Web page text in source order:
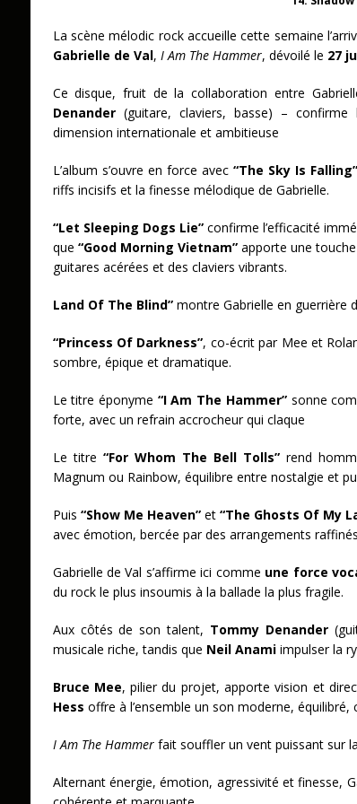
La scène mélodic rock accueille cette semaine
Gabrielle de Val, I Am The Hammer, dévoilé le 27
Ce disque, fruit de la collaboration entre
Denander(guitare, claviers, basse) –
dimension internationale et ambitieuse
L’album s’ouvre en force avec“The Sky Is Falling”
riffs incisifs et la finesse mélodique de Gabrielle.
“Let Sleeping Dogs Lie”confirme l’efficacité
que “Good Morning Vietnam”apporte une
guitares acérées et des claviers vibrants.
Land Of The Blind”montre Gabrielle en guerrière
“Princess Of Darkness”, co-écrit par Mee et
sombre, épique et dramatique.
Le titre éponyme “I Am The Hammer”sonne
forte, avec un refrain accrocheur qui claque
Le titre “For Whom The Bell Tolls” rend
Magnum ou Rainbow, équilibre entre nostalgie et
Puis “Show Me Heaven”et “The Ghosts Of My
avec émotion, bercée par des arrangements
Gabrielle de Val s’affirme ici comme une force
du rock le plus insoumis à la ballade la plus fragile.
Aux côtés de son talent, Tommy Denander
musicale riche, tandis que Neil Anamiimpulser la
Bruce Mee, pilier du projet, apporte vision et
Hess offre à l’ensemble un son moderne, équilibré,
I Am The Hammerfait souffler un vent puissant sur
Alternant énergie, émotion, agressivité et finesse,